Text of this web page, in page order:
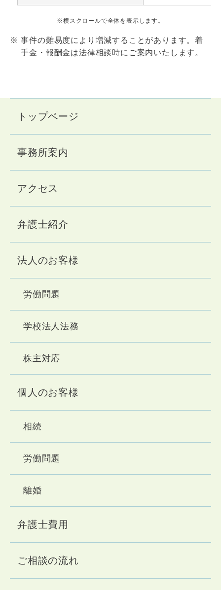
※横スクロールで全体を表示します。
事件の難易度により増減することがあります。着
手金・報酬金は法律相談時にご案内いたします。
トップページ
事務所案内
アクセス
弁護士紹介
法人のお客様
労働問題
学校法人法務
株主対応
個人のお客様
相続
労働問題
離婚
弁護士費用
ご相談の流れ